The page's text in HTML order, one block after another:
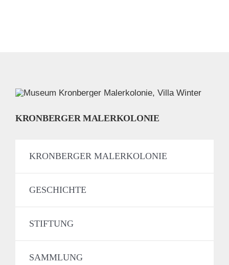
KRONBERGER MALERKOLONIE
KRONBERGER MALERKOLONIE
GESCHICHTE
STIFTUNG
SAMMLUNG